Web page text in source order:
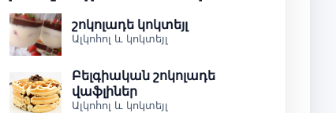
շոկոլադե կոկտեյլ
Ալկոհոլ և կոկտեյլ
Բելգիական շոկոլադե
վաֆլիներ
Ալկոհոլ և կոկտեյլ